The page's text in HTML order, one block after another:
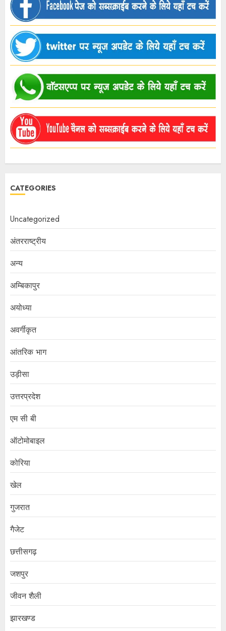
CATEGORIES
Uncategorized
अंतरराष्ट्रीय
अन्य
अम्बिकापुर
अयोध्या
अवर्गीकृत
आंतरिक भाग
उड़ीसा
उत्तरप्रदेश
एम सी बी
ऑटोमोबाइल
कोरिया
खेल
गुजरात
गैजेट
छत्तीसगढ़
जशपुर
जीवन शैली
झारखण्ड